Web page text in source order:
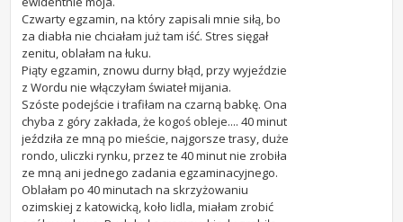
Czwarty egzamin, na który zapisali mnie siłą, bo
za diabła nie chciałam już tam iść. Stres sięgał
zenitu, oblałam na łuku.
Piąty egzamin, znowu durny błąd, przy wyjeździe
z Wordu nie włączyłam świateł mijania.
Szóste podejście i trafiłam na czarną babkę. Ona
chyba z góry zakłada, że kogoś obleje.... 40 minut
jeździła ze mną po mieście, najgorsze trasy, duże
rondo, uliczki rynku, przez te 40 minut nie zrobiła
ze mną ani jednego zadania egzaminacyjnego.
Oblałam po 40 minutach na skrzyżowaniu
ozimskiej z katowicką, koło lidla, miałam zrobić